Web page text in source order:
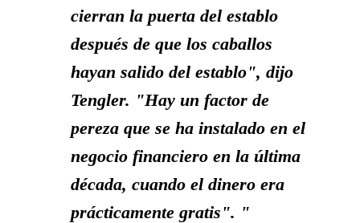
cierran la puerta del establo
después de que los caballos
hayan salido del establo", dijo
Tengler. "Hay un factor de
pereza que se ha instalado en el
negocio financiero en la última
década, cuando el dinero era
prácticamente gratis". "